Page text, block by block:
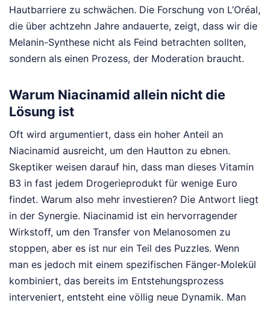
Hautbarriere zu schwächen. Die Forschung von L’Oréal,
die über achtzehn Jahre andauerte, zeigt, dass wir die
Melanin-Synthese nicht als Feind betrachten sollten,
sondern als einen Prozess, der Moderation braucht.
Warum Niacinamid allein nicht die
Lösung ist
Oft wird argumentiert, dass ein hoher Anteil an
Niacinamid ausreicht, um den Hautton zu ebnen.
Skeptiker weisen darauf hin, dass man dieses Vitamin
B3 in fast jedem Drogerieprodukt für wenige Euro
findet. Warum also mehr investieren? Die Antwort liegt
in der Synergie. Niacinamid ist ein hervorragender
Wirkstoff, um den Transfer von Melanosomen zu
stoppen, aber es ist nur ein Teil des Puzzles. Wenn
man es jedoch mit einem spezifischen Fänger-Molekül
kombiniert, das bereits im Entstehungsprozess
interveniert, entsteht eine völlig neue Dynamik. Man